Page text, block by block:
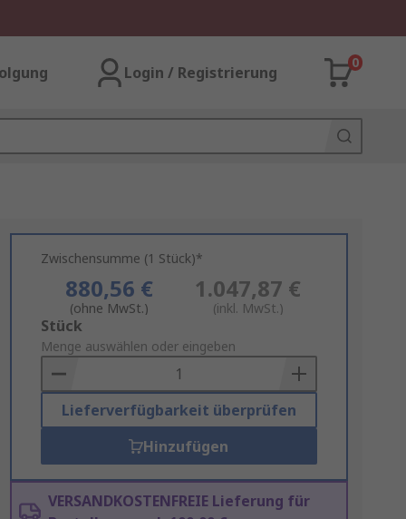
Login / Registrierung
0
Zwischensumme (1 Stück)*
880,56 €
(ohne MwSt.)
1.047,87 €
(inkl. MwSt.)
Add
to
Basket
Stück
Menge auswählen oder eingeben
Lieferverfügbarkeit überprüfen
Hinzufügen
VERSANDKOSTENFREIE Lieferung für